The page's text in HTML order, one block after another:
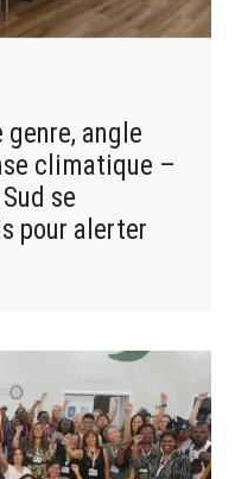
genre, angle
climatique –
se
pour alerter